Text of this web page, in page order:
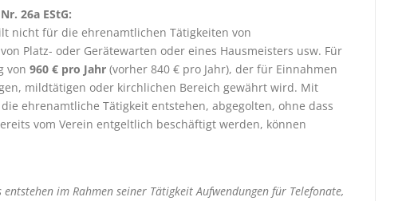
26a EStG:
nicht für die ehrenamtlichen Tätigkeiten von
Platz- oder Gerätewarten oder eines Hausmeisters usw. Für
von 960 € pro Jahr (vorher 840 € pro Jahr), der für Einnahmen
mildtätigen oder kirchlichen Bereich gewährt wird. Mit
ehrenamtliche Tätigkeit entstehen, abgegolten, ohne dass
vom Verein entgeltlich beschäftigt werden, können
im Rahmen seiner Tätigkeit Aufwendungen für Telefonate,